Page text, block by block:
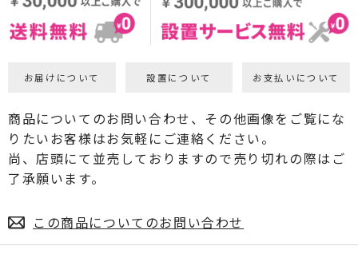
お届けについて 設置について お支払いについて
商品についてのお問い合わせ、その他画像をご覧にな
りたいお客様はお気軽にご連絡ください。
尚、店頭にて並売しておりますので売り切れの際はご
了承願います。
この商品についてのお問い合わせ